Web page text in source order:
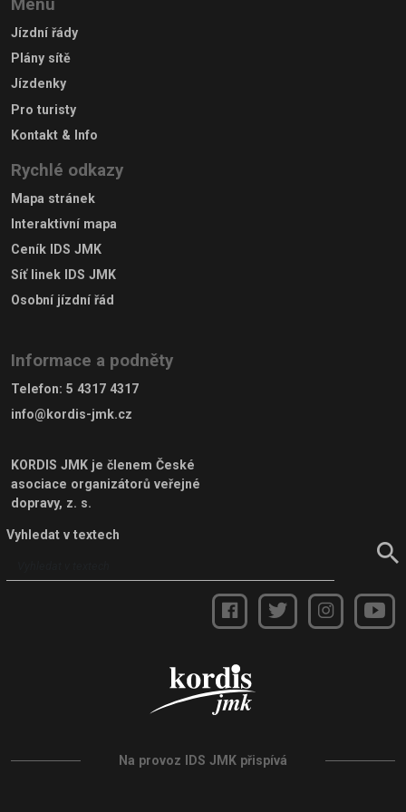
Menu
Jízdní řády
Plány sítě
Jízdenky
Pro turisty
Kontakt & Info
Rychlé odkazy
Mapa stránek
Interaktivní mapa
Ceník IDS JMK
Síť linek IDS JMK
Osobní jízdní řád
Informace a podněty
Telefon: 5 4317 4317
info@kordis-jmk.cz
KORDIS JMK je členem České
asociace organizátorů veřejné
dopravy, z. s.
Vyhledat v textech
Na provoz IDS JMK přispívá